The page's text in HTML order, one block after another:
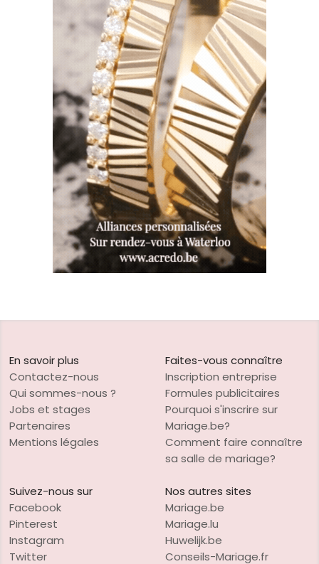
En savoir plus
Contactez-nous
Qui sommes-nous ?
Jobs et stages
Partenaires
Mentions légales
Faites-vous connaître
Inscription entreprise
Formules publicitaires
Pourquoi s'inscrire sur
Mariage.be?
Comment faire connaître
sa salle de mariage?
Suivez-nous sur
Facebook
Pinterest
Instagram
Twitter
Nos autres sites
Mariage.be
Mariage.lu
Huwelijk.be
Conseils-Mariage.fr